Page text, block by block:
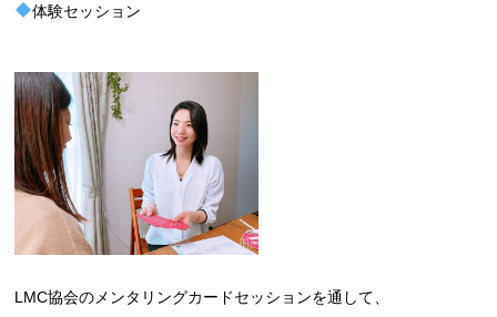
体験セッション
LMC協会のメンタリングカードセッションを通して、